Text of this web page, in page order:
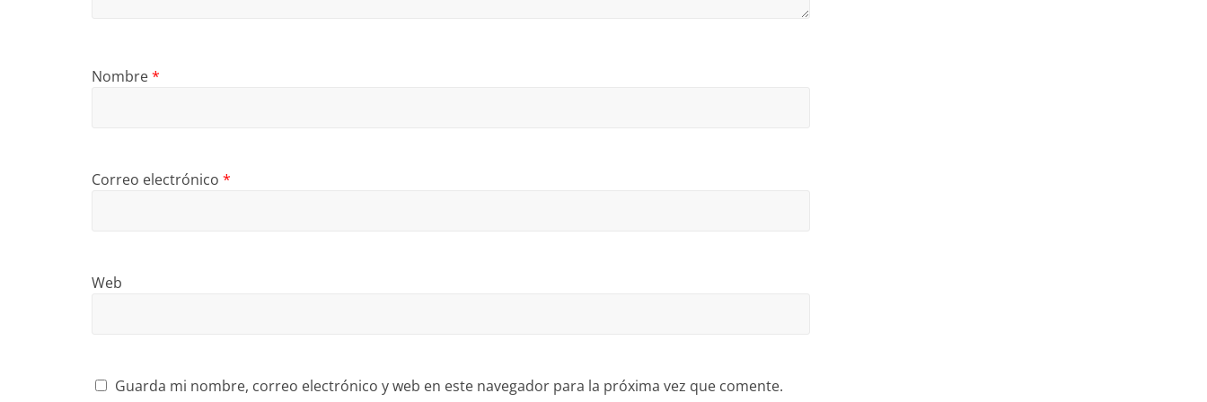
Nombre*
Correo electrónico *
Web
Guarda mi nombre, correo electrónico y web en este navegador para la próxima vez que comente.